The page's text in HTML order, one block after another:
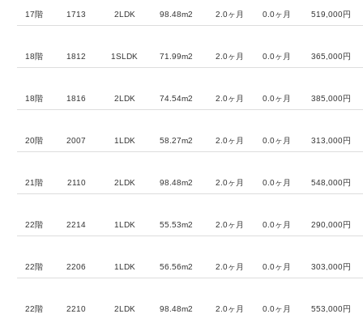
17階 1713 2LDK 98.48m2 2.0ヶ月 0.0ヶ月 519,000円
18階 1812 1SLDK 71.99m2 2.0ヶ月 0.0ヶ月 365,000円
18階 1816 2LDK 74.54m2 2.0ヶ月 0.0ヶ月 385,000円
20階 2007 1LDK 58.27m2 2.0ヶ月 0.0ヶ月 313,000円
21階 2110 2LDK 98.48m2 2.0ヶ月 0.0ヶ月 548,000円
22階 2214 1LDK 55.53m2 2.0ヶ月 0.0ヶ月 290,000円
22階 2206 1LDK 56.56m2 2.0ヶ月 0.0ヶ月 303,000円
22階 2210 2LDK 98.48m2 2.0ヶ月 0.0ヶ月 553,000円